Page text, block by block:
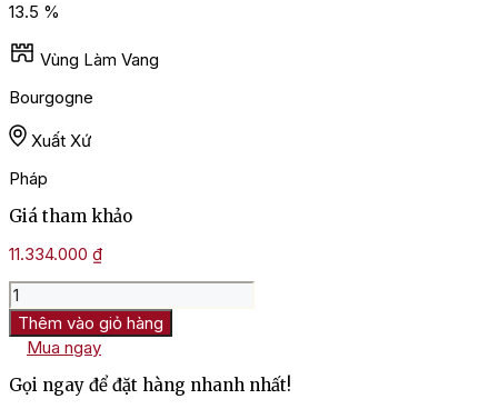
13.5 %
Vùng Làm Vang
Bourgogne
Xuất Xứ
Pháp
Giá tham khảo
11.334.000 ₫
Rượu
Vang
Michel
Magnien
Charmes
Chambertin
Thêm vào giỏ hàng
Mua ngay
Gọi ngay để đặt hàng nhanh nhất!